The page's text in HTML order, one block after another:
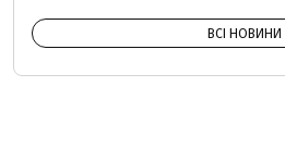
ВСІ НОВИНИ